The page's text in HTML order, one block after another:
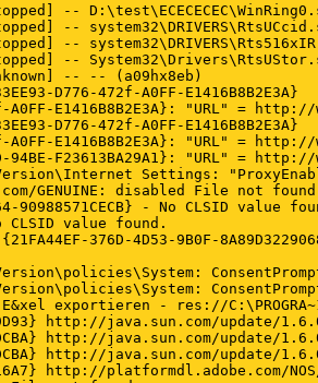
--
--
--
--
-- -- (a09hx8eb)
D776-472f-A0FF-E1416B8B2E3A}
E1416B8B2E3A}: "URL" = http://
D776-472f-A0FF-E1416B8B2E3A}
E1416B8B2E3A}: "URL" = http://
F23613BA29A1}: "URL" = http://
Settings:
GENUINE: disabled File not
90988571CECB} - No CLSID value
value found.
376D-4D53-9B0F-
exportieren - res://
http://java.sun.com/
http://java.sun.com/
http://java.sun.com/
http://